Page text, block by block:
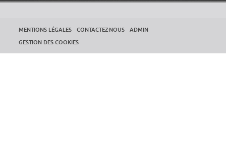
MENTIONS LÉGALES CONTACTEZ-NOUS
ADMIN
GESTION DES COOKIES